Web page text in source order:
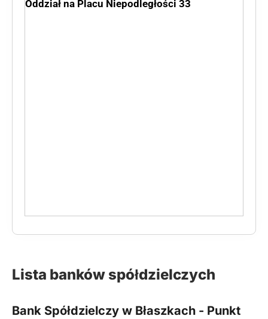
Oddział na Placu Niepodległości 33
Lista banków spółdzielczych
Bank Spółdzielczy w Błaszkach - Punkt